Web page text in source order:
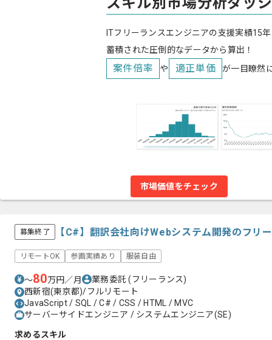
ITフリーランスエンジニアの支援実績15
蓄積された圧倒的なデータから算出！
案件倍率 や 適正単価 が一目瞭然
市場価値をチェック
募集終了 【C#】翻訳会社向けWebシステム開発のフリ
リモートOK 参画実績あり 服装自由
〜80万円／月 業務委託(フリーランス)
西新宿(東京都)/フルリモート
JavaScript / SQL / C# / CSS / HTML / MVC
サーバーサイドエンジニア / システムエンジニア(SE)
求めるスキル